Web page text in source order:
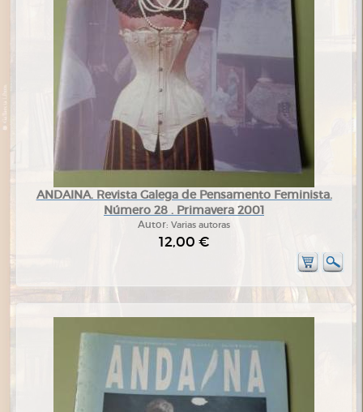
ANDAINA. Revista Galega de Pensamento Feminista.
Número 28 . Primavera 2001
Autor: Varias autoras
12,00 €